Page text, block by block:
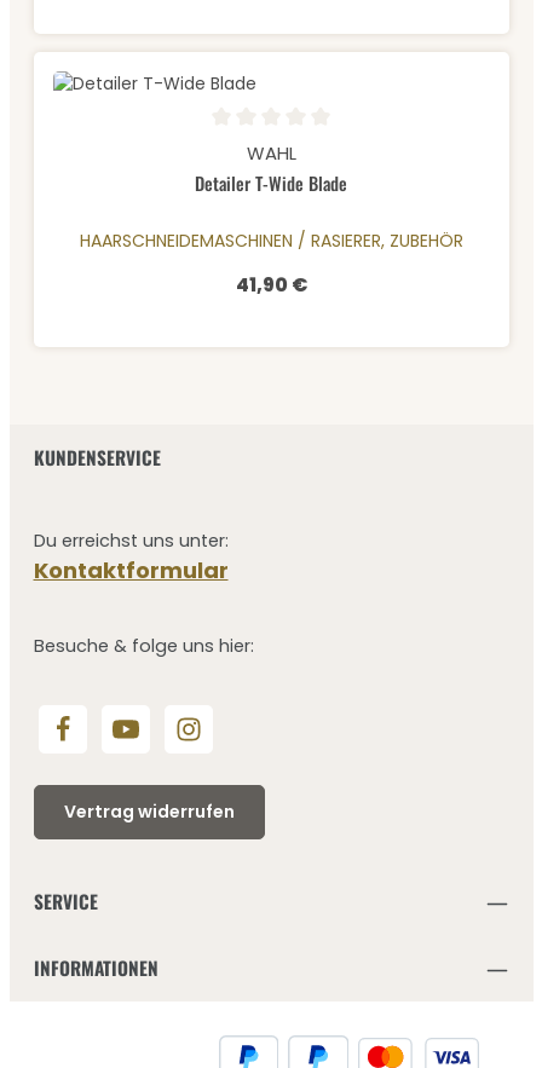
Durchschnittliche Bewertung von 0 von 5 Sternen
WAHL
Detailer T-Wide Blade
HAARSCHNEIDEMASCHINEN / RASIERER, ZUBEHÖR
Regulärer Preis:
41,90 €
KUNDENSERVICE
Du erreichst uns unter:
Kontaktformular
Besuche & folge uns hier:
Vertrag widerrufen
SERVICE
INFORMATIONEN